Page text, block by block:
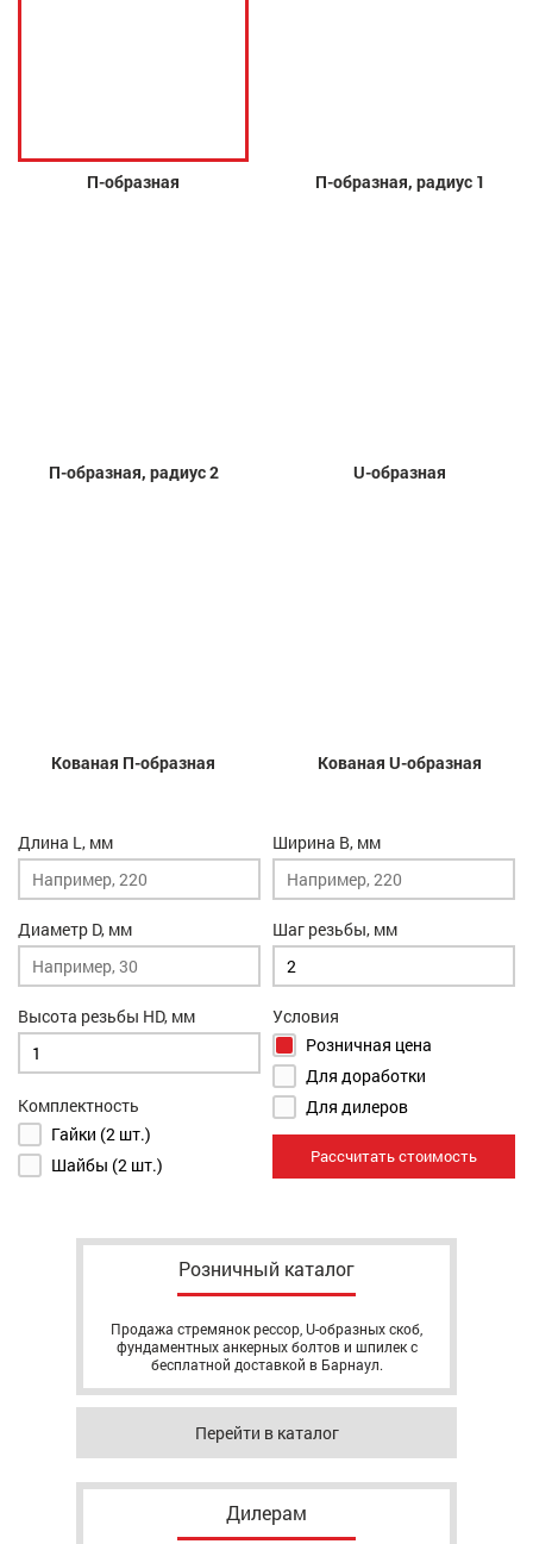
П-образная П-образная, радиус 1
П-образная, радиус 2 U-образная
Кованая П-образная Кованая U-образная
Длина L, мм
Диаметр D, мм
Ширина B, мм
Шаг резьбы, мм
Высота резьбы HD, мм
Комплектность
Гайки (2 шт.)
Шайбы (2 шт.)
Условия
Розничная цена
Для доработки
Для дилеров
Рассчитать стоимость
Розничный каталог
Продажа стремянок рессор, U-образных скоб,
фундаментных анкерных болтов и шпилек с
бесплатной доставкой в Барнаул.
Перейти в каталог
Дилерам